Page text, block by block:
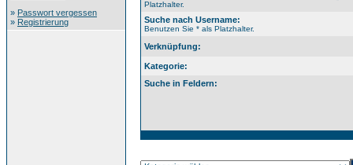
» Passwort vergessen
» Registrierung
Platzhalter.
Suche nach Username:
Benutzen Sie * als Platzhalter.
Verknüpfung:
Kategorie:
Suche in Feldern: